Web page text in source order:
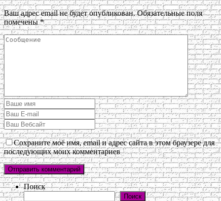
Ваш адрес email не будет опубликован. Обязательные поля
помечены*
Сохраните моё имя, email и адрес сайта в этом браузере для
последующих моих комментариев
Поиск
Поиск